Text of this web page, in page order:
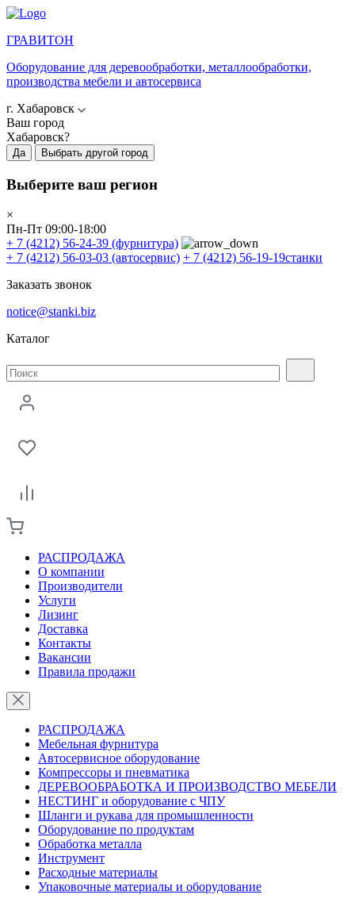
ГРАВИТОН
Оборудование для деревообработки, металлообработки,
производства мебели и автосервиса
г. Хабаровск
Ваш город
Хабаровск?
Да Выбрать другой город
Выберите ваш регион
×
Пн-Пт 09:00-18:00
+ 7 (4212) 56-24-39 (фурнитура)
+ 7 (4212) 56-03-03 (автосервис) + 7 (4212) 56-19-19станки
Заказать звонок
notice@stanki.biz
Каталог
РАСПРОДАЖА
О компании
Производители
Услуги
Лизинг
Доставка
Контакты
Вакансии
Правила продажи
РАСПРОДАЖА
Мебельная фурнитура
Автосервисное оборудование
Компрессоры и пневматика
ДЕРЕВООБРАБОТКА И ПРОИЗВОДСТВО МЕБЕЛИ
НЕСТИНГ и оборудование с ЧПУ
Шланги и рукава для промышленности
Оборудование по продуктам
Обработка металла
Инструмент
Расходные материалы
Упаковочные материалы и оборудование